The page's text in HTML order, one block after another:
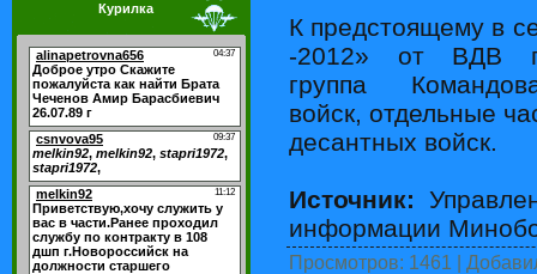
Курилка
К предстоящему в
-2012» от ВДВ
группа
войск, отдельные
десантных войск.
Источник:
информации
Просмотров: 1461 |